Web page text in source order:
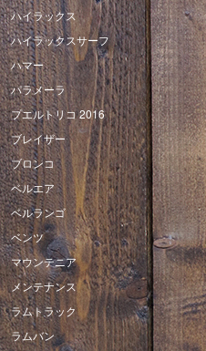
ハイラックス
ハイラックスサーフ
ハマー
パラメーラ
プエルトリコ 2016
ブレイザー
ブロンコ
ベルエア
ベルランゴ
ベンツ
マウンテニア
メンテナンス
ラムトラック
ラムバン